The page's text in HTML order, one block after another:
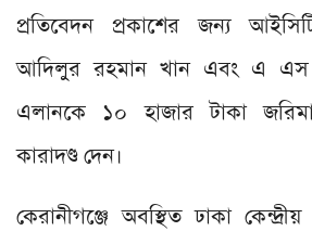
প্রতিবেদন প্রকাশের জন্য
আদিলুর রহমান খান এবং এ এস
এলানকে ১০ হাজার টাকা
কারাদণ্ড দেন।
কেরানীগঞ্জে অবস্থিত ঢাকা